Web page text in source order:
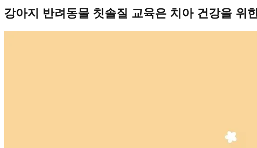
강아지 반려동물 칫솔질 교육은 치아 건강을 위